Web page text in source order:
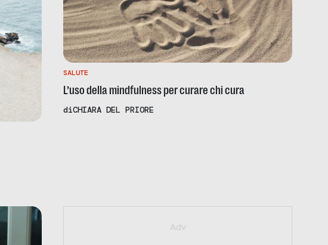
SALUTE
L’uso della mindfulness per curare chi cura
diCHIARA DEL PRIORE
https://iallavoro.eventbrite.it
Adv